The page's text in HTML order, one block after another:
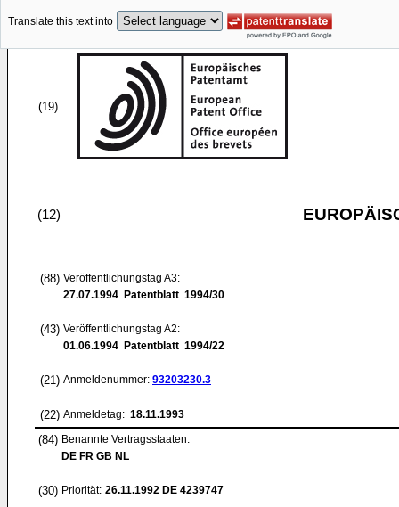
Translate this text into
(19)
(12)
(88) Veröffentlichungstag A3:
27.07.1994 Patentblatt 1994/30
(43) Veröffentlichungstag A2:
01.06.1994 Patentblatt 1994/22
(21) Anmeldenummer: 93203230.3
(22) Anmeldetag: 18.11.1993
(84) Benannte Vertragsstaaten:
DE FR GB NL
(30) Priorität: 26.11.1992 DE 4239747